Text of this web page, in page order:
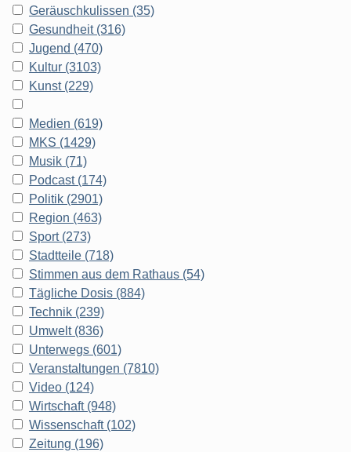
Geräuschkulissen (35)
Gesundheit (316)
Jugend (470)
Kultur (3103)
Kunst (229)
Medien (619)
MKS (1429)
Musik (71)
Podcast (174)
Politik (2901)
Region (463)
Sport (273)
Stadtteile (718)
Stimmen aus dem Rathaus (54)
Tägliche Dosis (884)
Technik (239)
Umwelt (836)
Unterwegs (601)
Veranstaltungen (7810)
Video (124)
Wirtschaft (948)
Wissenschaft (102)
Zeitung (196)